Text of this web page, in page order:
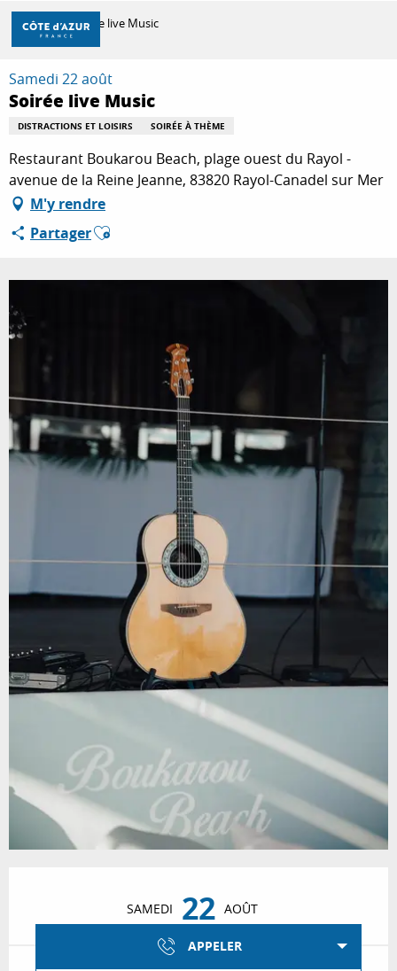
Aller
contenu
principal
DÉCOUVRIR
À FAIRE
SÉJOURNER
Accueil Soirée live Music
Samedi 22 août
Soirée live Music
DISTRACTIONS ET LOISIRS SOIRÉE À THÈME
Restaurant Boukarou Beach, plage ouest du Rayol -
avenue de la Reine Jeanne, 83820 Rayol-Canadel sur Mer
M'y rendre
PartagerAjouter aux favoris
SAMEDI 22 AOÛT
APPELER